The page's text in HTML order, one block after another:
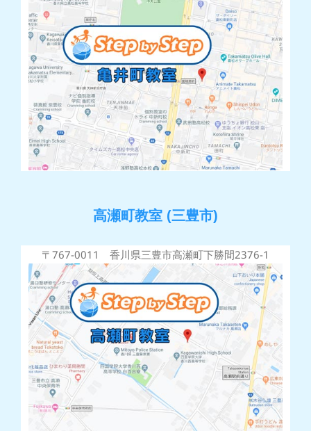
高瀬町教室 (三豊市)
〒767-0011 香川県三豊市高瀬町下勝間2376-1